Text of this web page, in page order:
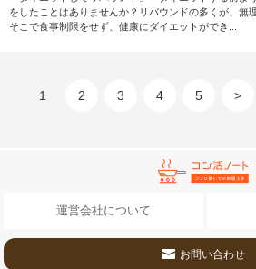
をしたことはありませんか？リバウンドの多くが、無
そこで食事制限をせず、健康にダイエットができ...
1 2 3 4 5 >
運営会社について
お問い合わせ